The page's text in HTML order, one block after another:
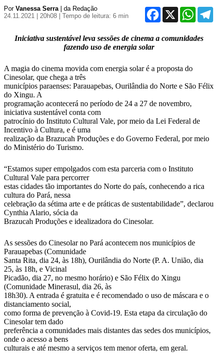
Por Vanessa Serra| da Redação
24.11.2021 | 20h08
| Tempo de leitura: 6 min
Facebook
X
Iniciativa sustentável leva sessões de cinema a comunidades
fazendo uso de energia solar
A magia do cinema movida com energia solar é a proposta do
Cinesolar, que chega a três
municípios paraenses: Parauapebas, Ourilândia do Norte e São Félix
do Xingu. A
programação acontecerá no período de 24 a 27 de novembro,
iniciativa sustentável conta com
patrocínio do Instituto Cultural Vale, por meio da Lei Federal de
Incentivo à Cultura, e é uma
realização da Brazucah Produções e do Governo Federal, por meio
do Ministério do Turismo.
“Estamos super empolgados com esta parceria com o Instituto
Cultural Vale para percorrer
estas cidades tão importantes do Norte do país, conhecendo a rica
cultura do Pará, nessa
celebração da sétima arte e de práticas de sustentabilidade”, declarou
Cynthia Alario, sócia da
Brazucah Produções e idealizadora do Cinesolar.
As sessões do Cinesolar no Pará acontecem nos municípios de
Parauapebas (Comunidade
Santa Rita, dia 24, às 18h), Ourilândia do Norte (P. A. União, dia
25, às 18h, e Vicinal
Picadão, dia 27, no mesmo horário) e São Félix do Xingu
(Comunidade Minerasul, dia 26, às
18h30). A entrada é gratuita e é recomendado o uso de máscara e o
distanciamento social,
como forma de prevenção à Covid-19. Esta etapa da circulação do
Cinesolar tem dado
preferência a comunidades mais distantes das sedes dos municípios,
onde o acesso a bens
culturais e até mesmo a serviços tem menor oferta, em geral.